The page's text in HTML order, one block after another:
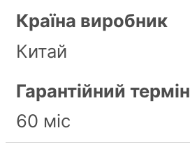
Країна виробник
Китай
Гарантійний термін
60 міс